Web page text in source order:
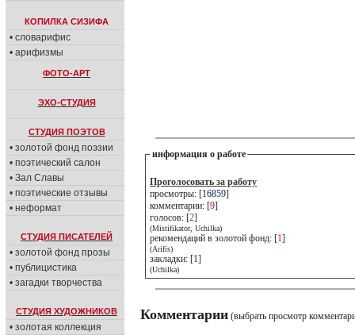
КОПИЛКА СИЗИФА
• словарифис
• арифизмы
ФОТО-АРТ
ЭХО-СТУДИЯ
СТУДИЯ ПОЭТОВ
• золотой фонд поэзии
• поэтический салон
• Зал Славы
• поэтические отзывы
• неформат
СТУДИЯ ПИСАТЕЛЕЙ
• золотой фонд прозы
• публицистика
• загадки творчества
СТУДИЯ ХУДОЖНИКОВ
• золотая коллекция
информация о работе
Проголосовать за работу
просмотры: [16859]
комментарии: [9]
голосов: [2]
(Mistifikator, Uchilka)
рекомендаций в золотой фонд: [1]
(Arifis)
закладки: [1]
(Uchilka)
Комментарии (выбрать просмотр